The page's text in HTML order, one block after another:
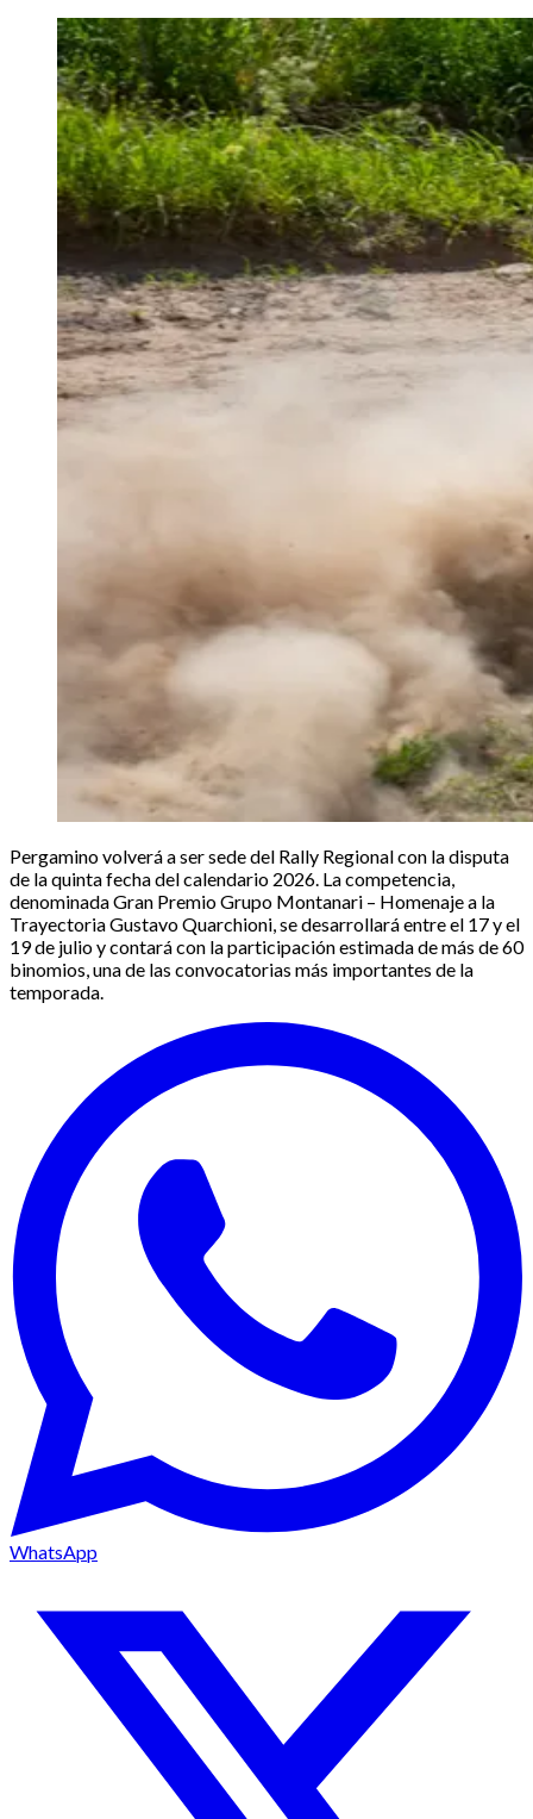
Pergamino volverá a ser sede del Rally Regional con la disputa
de la quinta fecha del calendario 2026. La competencia,
denominada Gran Premio Grupo Montanari – Homenaje a la
Trayectoria Gustavo Quarchioni, se desarrollará entre el 17 y el
19 de julio y contará con la participación estimada de más de 60
binomios, una de las convocatorias más importantes de la
temporada.
WhatsApp